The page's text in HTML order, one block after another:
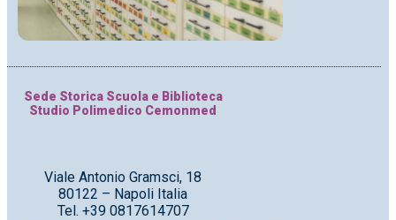
Sede Storica Scuola e Biblioteca
Studio Polimedico Cemonmed
Viale Antonio Gramsci, 18
80122 – Napoli Italia
Tel. +39 0817614707